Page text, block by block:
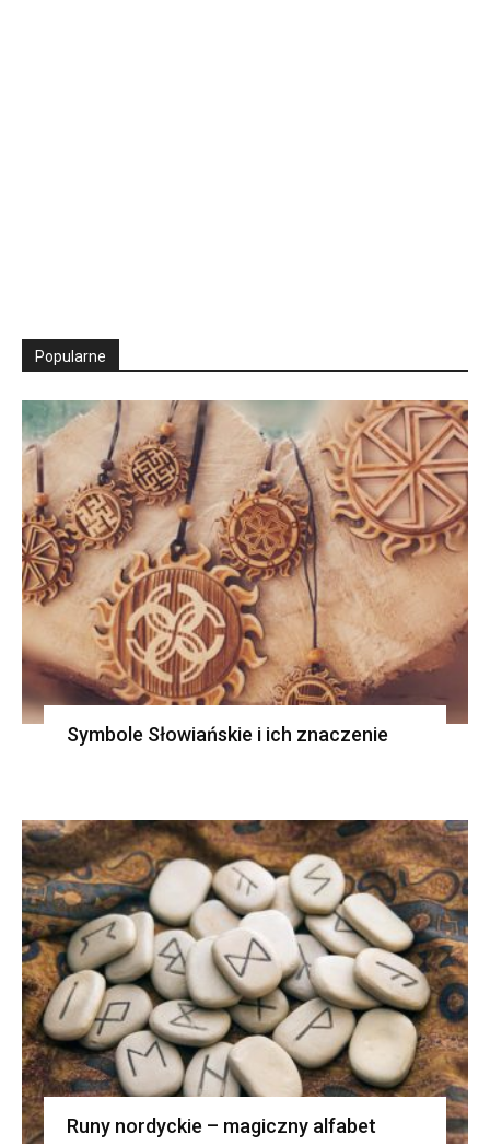
Popularne
Symbole Słowiańskie i ich znaczenie
Runy nordyckie – magiczny alfabet